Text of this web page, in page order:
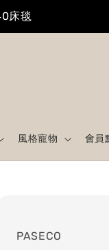
床毯
風格寵物 會員
PASECO